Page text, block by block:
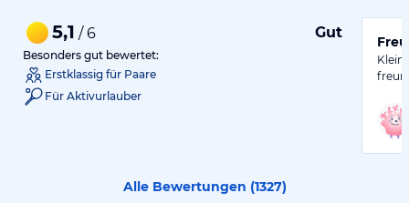
5,1 / 6 Gut
Besonders gut bewertet:
Erstklassig für Paare
Für Aktivurlauber
Alle Bewertungen (1327)